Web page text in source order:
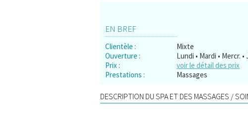
EN BREF
Clientèle :
Mixte
Ouverture :
Lundi • Mardi • Mercr.
Prix :
voir le détail des prix
Prestations :
Massages
DESCRIPTION DU SPA ET DES MASSAGES /